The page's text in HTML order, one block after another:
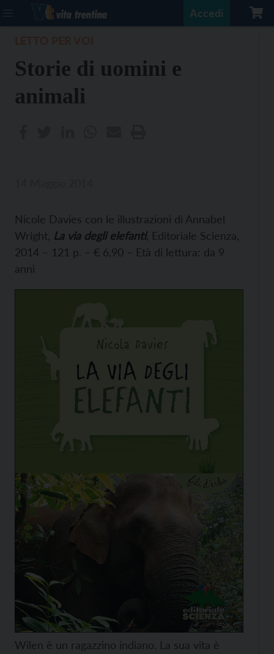
Accedi
Storie di uomini e
animali
Nicole Davies con le illustrazioni di Annabel
Wright, La via degli elefanti, Editoriale Scienza,
2014 – 121 p. – € 6,90 – Età di lettura: da 9
anni
Wilen è un ragazzino indiano. La sua vita è